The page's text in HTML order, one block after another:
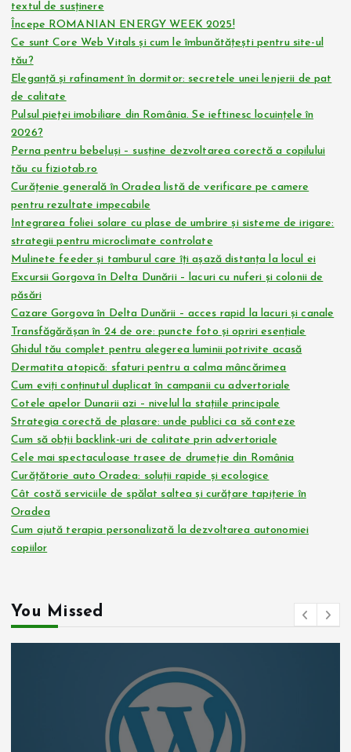
textul de susținere
Începe ROMANIAN ENERGY WEEK 2025!
Ce sunt Core Web Vitals și cum le îmbunătățești pentru site-ul
tău?
Eleganță și rafinament în dormitor: secretele unei lenjerii de pat
de calitate
Pulsul pieței imobiliare din România. Se ieftinesc locuințele în
2026?
Perna pentru bebeluși – susține dezvoltarea corectă a copilului
tău cu fiziotab.ro
Curățenie generală în Oradea listă de verificare pe camere
pentru rezultate impecabile
Integrarea foliei solare cu plase de umbrire și sisteme de irigare:
strategii pentru microclimate controlate
Mulinete feeder și tamburul care îți așază distanța la locul ei
Excursii Gorgova în Delta Dunării – lacuri cu nuferi și colonii de
păsări
Cazare Gorgova în Delta Dunării – acces rapid la lacuri și canale
Transfăgărășan în 24 de ore: puncte foto și opriri esențiale
Ghidul tău complet pentru alegerea luminii potrivite acasă
Dermatita atopică: sfaturi pentru a calma mâncărimea
Cum eviți conținutul duplicat în campanii cu advertoriale
Cotele apelor Dunarii azi – nivelul la stațiile principale
Strategia corectă de plasare: unde publici ca să conteze
Cum să obții backlink-uri de calitate prin advertoriale
Cele mai spectaculoase trasee de drumeție din România
Curățătorie auto Oradea: soluții rapide și ecologice
Cât costă serviciile de spălat saltea și curățare tapițerie în
Oradea
Cum ajută terapia personalizată la dezvoltarea autonomiei
copiilor
You Missed